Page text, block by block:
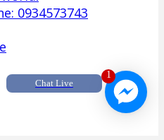
1
Chat Live
0934573743